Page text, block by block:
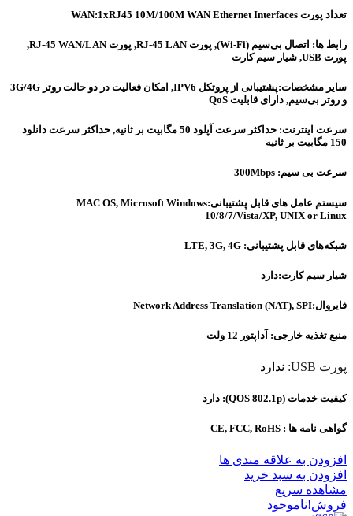
تعداد پورت WAN:1xRJ45 10M/100M WAN Ethernet Interfaces
رابط ها: اتصال بی‌سیم (Wi-Fi), پورت RJ-45 LAN, پورت RJ-45 WAN/LAN,
پورت USB, شیار سیم کارت
سایر مشخصات:پشتیبانی از پروتکل IPV6, امکان فعالیت در دو حالت روتر 3G/4G
و روتر بی‌سیم, دارای قابلیت QoS
سرعت اینترنت: حداکثر سرعت آپلود 50 مگابیت بر ثانیه, حداکثر سرعت دانلود
150 مگابیت بر ثانیه
سرعت بی سیم: 300Mbps
سیستم عامل های قابل پشتیبانی:MAC OS, Microsoft Windows
10/8/7/Vista/XP, UNIX or Linux
شبکه‌های قابل پشتیبانی: LTE, 3G, 4G
شیار سیم کارت:دارد
فایروال:Network Address Translation (NAT), SPI
منبع تغذیه خارجی: آداپتور 12 ولت
پورت USB: ندارد
کیفیت خدمات (QOS 802.1p): دارد
گواهی نامه ها : CE, FCC, RoHS
افزودن به علاقه مندی ها
افزودن به سبد خرید
مشاهده سریع
فروش!ناموجود